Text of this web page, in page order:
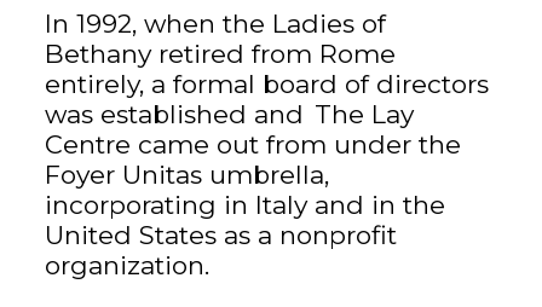
In 1992, when the Ladies of
Bethany retired from Rome
entirely, a formal board of directors
was established and The Lay
Centre came out from under the
Foyer Unitas umbrella,
incorporating in Italy and in the
United States as a nonprofit
organization.